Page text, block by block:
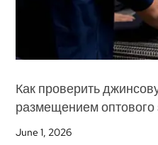
Как проверить
размещением оптового
June 1, 2026